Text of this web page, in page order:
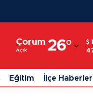
Çorum
Açık 26°
Adıyaman
Afyonkarahisar
Ağrı
Eğitim İlçe